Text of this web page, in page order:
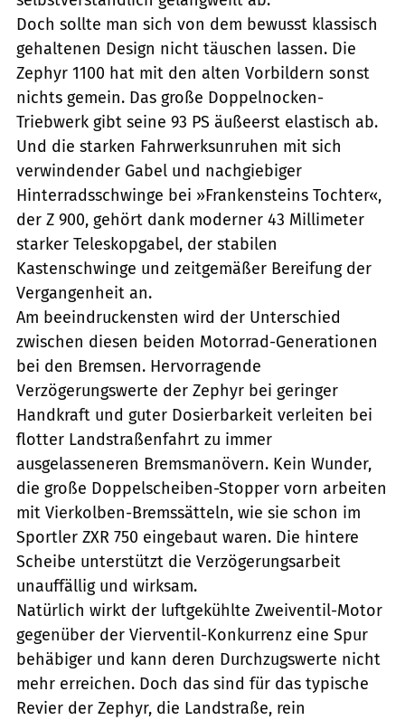
Doch sollte man sich von dem bewusst klassisch
gehaltenen Design nicht täuschen lassen. Die
Zephyr 1100 hat mit den alten Vorbildern sonst
nichts gemein. Das große Doppelnocken-
Triebwerk gibt seine 93 PS äußeerst elastisch ab.
Und die starken Fahrwerksunruhen mit sich
verwindender Gabel und nachgiebiger
Hinterradsschwinge bei »Frankensteins Tochter«,
der Z 900, gehört dank moderner 43 Millimeter
starker Teleskopgabel, der stabilen
Kastenschwinge und zeitgemäßer Bereifung der
Vergangenheit an.
Am beeindruckensten wird der Unterschied
zwischen diesen beiden Motorrad-Generationen
bei den Bremsen. Hervorragende
Verzögerungswerte der Zephyr bei geringer
Handkraft und guter Dosierbarkeit verleiten bei
flotter Landstraßenfahrt zu immer
ausgelasseneren Bremsmanövern. Kein Wunder,
die große Doppelscheiben-Stopper vorn arbeiten
mit Vierkolben-Bremssätteln, wie sie schon im
Sportler ZXR 750 eingebaut waren. Die hintere
Scheibe unterstützt die Verzögerungsarbeit
unauffällig und wirksam.
Natürlich wirkt der luftgekühlte Zweiventil-Motor
gegenüber der Vierventil-Konkurrenz eine Spur
behäbiger und kann deren Durchzugswerte nicht
mehr erreichen. Doch das sind für das typische
Revier der Zephyr, die Landstraße, rein